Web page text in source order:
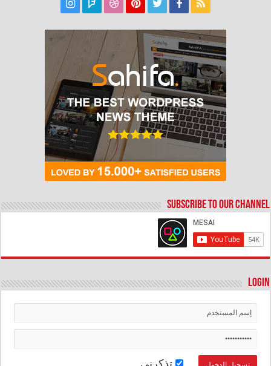
Subscribe to our Channel
Login